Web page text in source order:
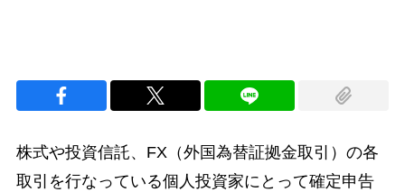
株式や投資信託、FX（外国為替証拠金取引）の各
取引を行なっている個人投資家にとって確定申告